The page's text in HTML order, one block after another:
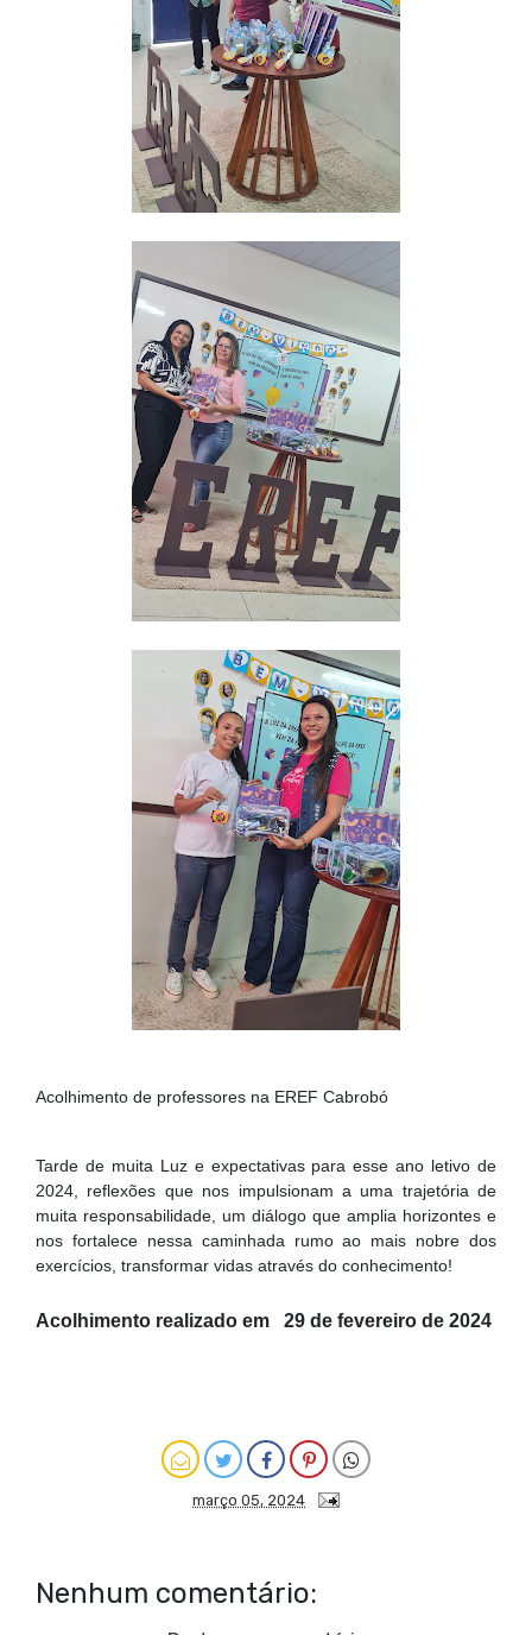
Acolhimento de professores na EREF Cabrobó
Tarde de muita Luz e expectativas para esse ano letivo de
2024, reflexões que nos impulsionam a uma trajetória de
muita responsabilidade, um diálogo que amplia horizontes e
nos fortalece nessa caminhada rumo ao mais nobre dos
exercícios, transformar vidas através do conhecimento!
Acolhimento realizado em 29 de fevereiro de 2024
março 05, 2024
Nenhum comentário: